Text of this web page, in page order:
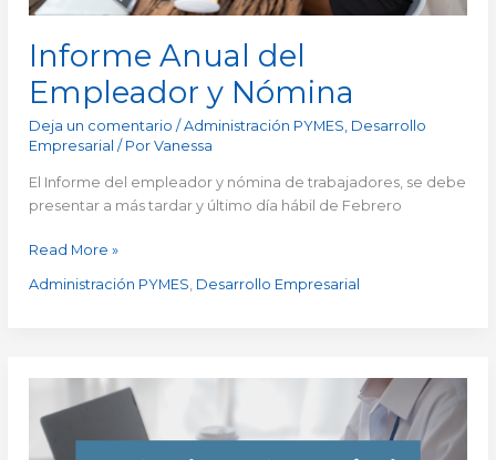
Informe Anual del
Empleador y Nómina
Deja un comentario /Administración PYMES Desarrollo
Empresarial / PorVanessa
El Informe del empleador y nómina de trabajadores, se debe
presentar a más tardar y último día hábil de Febrero
Read More »
Administración PYMES, Desarrollo Empresarial
electrónico
de